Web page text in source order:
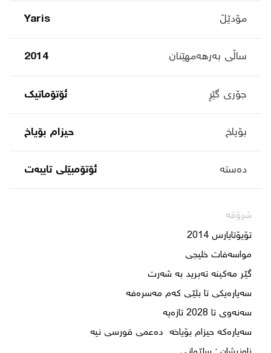
مۆدێڵ Yaris
ساڵی بەرهەمهێنان 2014
جۆری گێڕ ئۆتۆماتیک
بۆیاخ حیزام بۆیاخ
دەستە ئۆتۆمبێلی تایبه‌ت
شرۆڤە